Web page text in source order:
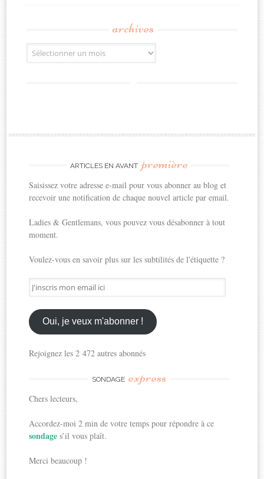
archives
Archives
ARTICLES EN AVANT première
Saisissez votre adresse e-mail pour vous abonner au blog et
recevoir une notification de chaque nouvel article par email.
Ladies & Gentlemans, vous pouvez vous désabonner à tout
moment.
Voulez-vous en savoir plus sur les subtilités de l'étiquette ?
J'inscris
mon
email
ici
Oui, je veux m'abonner !
Rejoignez les 2 472 autres abonnés
SONDAGE express
Chers lecteurs,
Accordez-moi 2 min de votre temps pour répondre à ce
sondages’il vous plaît.
Merci beaucoup !